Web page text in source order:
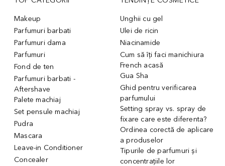
Makeup
Parfumuri barbati
Parfumuri dama
Parfumuri
Fond de ten
Parfumuri barbati -
Aftershave
Palete machiaj
Set pensule machiaj
Pudra
Mascara
Leave-in Conditioner
Concealer
Unghii cu gel
Ulei de ricin
Niacinamide
Cum să îți faci manichiura
French acasă
Gua Sha
Ghid pentru verificarea
parfumului
Setting spray vs. spray de
fixare care este diferenta?
Ordinea corectă de aplicare
a produselor
Tipurile de parfumuri și
concentrațiile lor